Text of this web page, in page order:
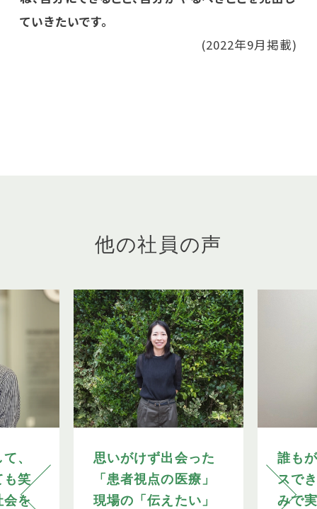
ていきたいです。
(2022年9月掲載)
他の社員の声
、
も笑
会を
思いがけず出会った
「患者視点の医療」
現場の「伝えたい」
誰も
スで
みで